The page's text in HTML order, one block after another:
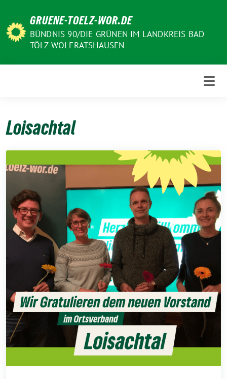
zum
Inhalt
GRUENE-TOELZ-WOR.DE
BÜNDNIS 90/DIE GRÜNEN IM LANDKREIS BAD
TÖLZ-WOLFRATSHAUSEN
Loisachtal